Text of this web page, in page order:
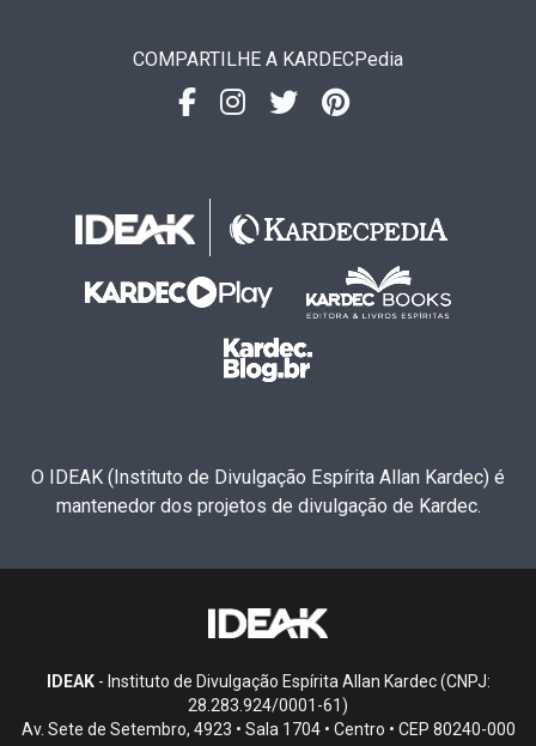
COMPARTILHE A KARDECPedia
O IDEAK (Instituto de Divulgação Espírita Allan Kardec) é
mantenedor dos projetos de divulgação de Kardec.
IDEAK- Instituto de Divulgação Espírita Allan Kardec (CNPJ:
28.283.924/0001-61)
Av. Sete de Setembro, 4923 • Sala 1704 • Centro • CEP 80240-000